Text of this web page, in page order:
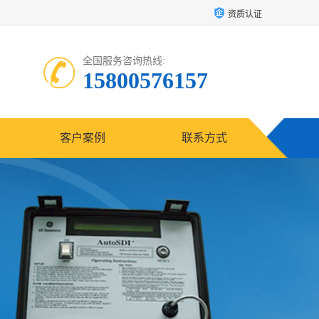
资质认证
全国服务咨询热线:
15800576157
客户案例 联系方式